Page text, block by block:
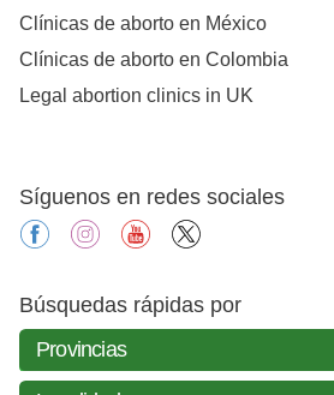
Clínicas de aborto en México
Clínicas de aborto en Colombia
Legal abortion clinics in UK
Síguenos en redes sociales
facebookinstagramyoutube
Búsquedas rápidas por